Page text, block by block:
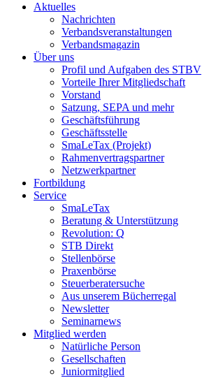
Aktuelles
Nachrichten
Verbandsveranstaltungen
Verbandsmagazin
Über uns
Profil und Aufgaben des STBV
Vorteile Ihrer Mitgliedschaft
Vorstand
Satzung, SEPA und mehr
Geschäftsführung
Geschäftsstelle
SmaLeTax (Projekt)
Rahmenvertragspartner
Netzwerkpartner
Fortbildung
Service
SmaLeTax
Beratung & Unterstützung
Revolution: Q
STB Direkt
Stellenbörse
Praxenbörse
Steuerberatersuche
Aus unserem Bücherregal
Newsletter
Seminarnews
Mitglied werden
Natürliche Person
Gesellschaften
Juniormitglied